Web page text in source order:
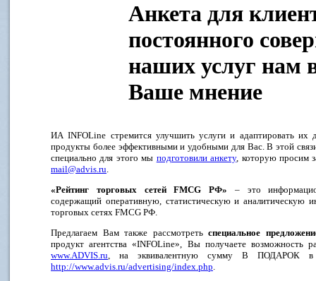
Анкета для
постоянного
наших услуг нам
Ваше мнение
ИА INFOLine стремится улучшить услуги и адаптировать их
продукты более эффективными и удобными для Вас. В этой
специально для этого мы подготовили анкету, которую просим
mail@advis.ru.
«Рейтинг торговых сетей FMCG РФ» – это
содержащий оперативную, статистическую и
торговых сетях FMCG РФ.
Предлагаем Вам также рассмотретьспециальное
продукт агентства «INFOLine», Вы получаете возможность
www.ADVIS.ru, на эквивалентную сумму В ПОДАРОК в
http://www.advis.ru/advertising/index.php.